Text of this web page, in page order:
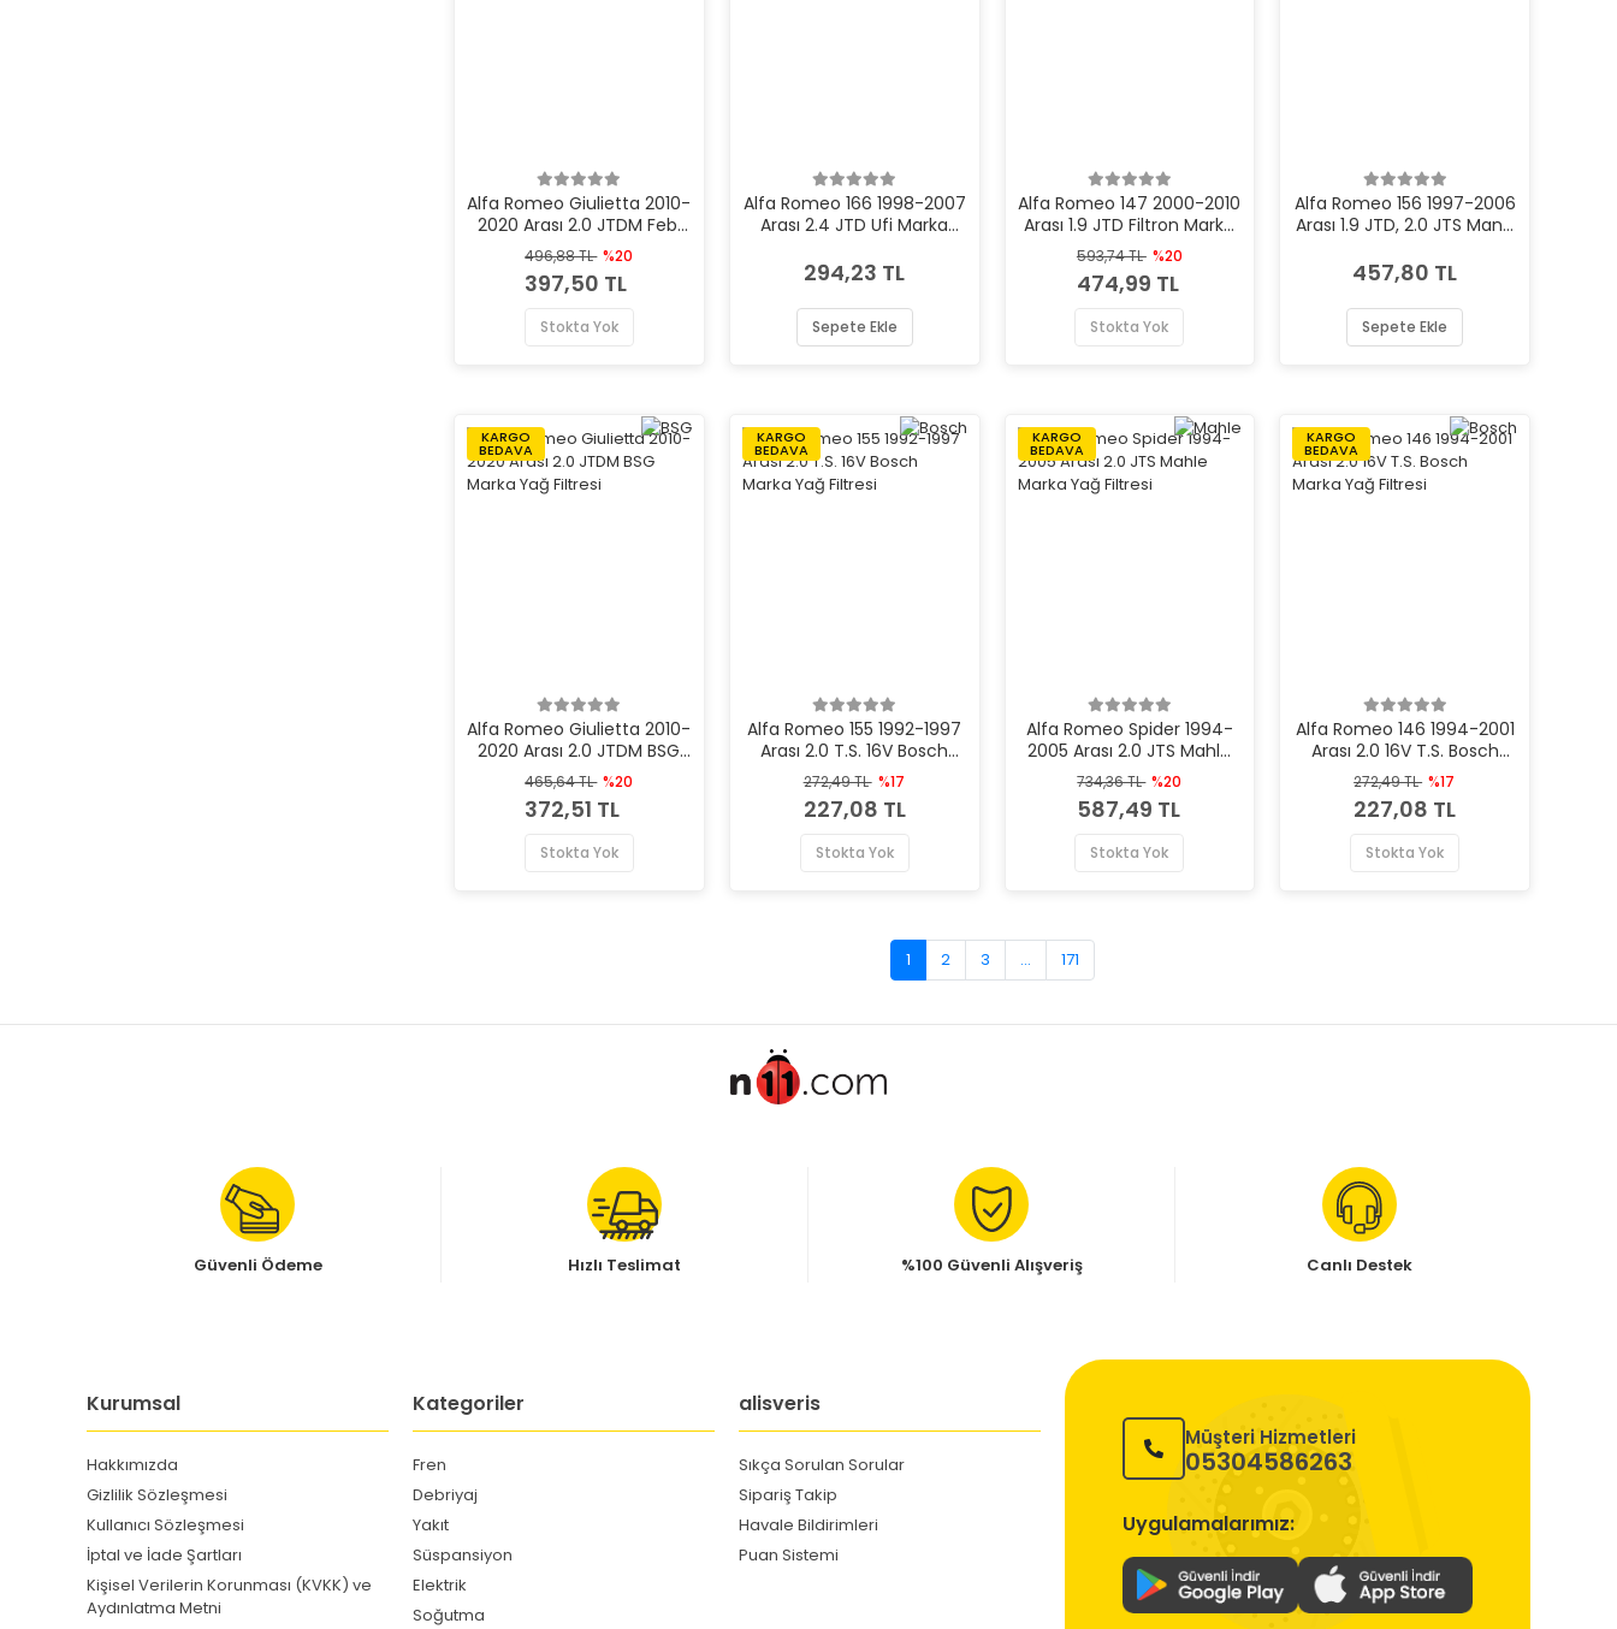
Alfa Romeo Giulietta 2010-
2020 Arası 2.0 JTDM Febi
Marka Yağ Filtresi
496,88 TL %20
397,50 TL
Stokta Yok
Alfa Romeo 166 1998-2007
Arası 2.4 JTD Ufi Marka
294,23 TL
Sepete Ekle
Alfa Romeo 147 2000-2010
Arası 1.9 JTD Filtron Marka
Yağ Filtresi
593,74 TL %20
474,99 TL
Stokta Yok
Alfa Romeo 156 1997-2006
Arası 1.9 JTD, 2.0 JTS Mann
457,80 TL
Sepete Ekle
KARGO
BEDAVA
Alfa Romeo Giulietta 2010-
2020 Arası 2.0 JTDM BSG
Marka Yağ Filtresi
465,64 TL %20
372,51 TL
Stokta Yok
KARGO
BEDAVA
Alfa Romeo 155 1992-1997
Arası 2.0 T.S. 16V Bosch
Marka Yağ Filtresi
272,49 TL %17
227,08 TL
Stokta Yok
KARGO
BEDAVA
Alfa Romeo Spider 1994-
2005 Arası 2.0 JTS Mahle
Marka Yağ Filtresi
734,36 TL %20
587,49 TL
Stokta Yok
KARGO
BEDAVA
Alfa Romeo 146 1994-2001
Arası 2.0 16V T.S. Bosch
Marka Yağ Filtresi
272,49 TL %17
227,08 TL
Stokta Yok
1 2 3 ... 171
Güvenli Ödeme Hızlı Teslimat %100 Güvenli Alışveriş Canlı Destek
Kurumsal
Hakkımızda
Gizlilik Sözleşmesi
Kullanıcı Sözleşmesi
İptal ve İade Şartları
Kişisel Verilerin Korunması (KVKK) ve
Aydınlatma Metni
Kategoriler
Fren
Debriyaj
Yakıt
Süspansiyon
Elektrik
Soğutma
alisveris
Sıkça Sorulan Sorular
Sipariş Takip
Havale Bildirimleri
Puan Sistemi
Müşteri Hizmetleri
05304586263
Uygulamalarımız: